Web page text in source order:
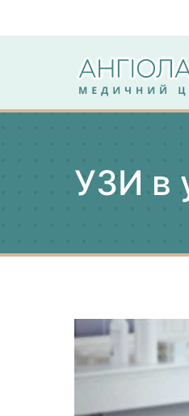
к
УЗИ в